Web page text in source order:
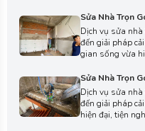
ngôi nhà của
Sửa Nhà Trọn
Dịch vụ sửa
đến giải pháp
gian sống vừa
chi tiết, lựa chọn
nhà của bạn.
Sửa Nhà Trọn
Dịch vụ sửa
đến giải pháp
hiện đại, tiện